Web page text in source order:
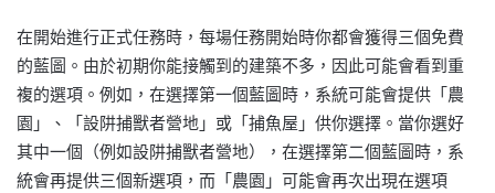
在開始進行正式任務時，每場任務開始時你都會獲得三個免費
的藍圖。由於初期你能接觸到的建築不多，因此可能會看到重
複的選項。例如，在選擇第一個藍圖時，系統可能會提供「農
園」、「設阱捕獸者營地」或「捕魚屋」供你選擇。當你選好
其中一個（例如設阱捕獸者營地），在選擇第二個藍圖時，系
統會再提供三個新選項，而「農園」可能會再次出現在選項